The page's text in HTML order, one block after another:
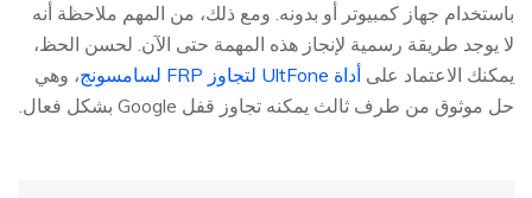
باستخدام جهاز كمبيوتر أو بدونه. ومع ذلك، من المهم ملاحظة أنه
لا يوجد طريقة رسمية لإنجاز هذه المهمة حتى الآن. لحسن الحظ،
يمكنك الاعتماد على أداة UltFone لتجاوز FRP لسامسونج
، وهي
حل موثوق من طرف ثالث يمكنه تجاوز قفل Google بشكل فعال.